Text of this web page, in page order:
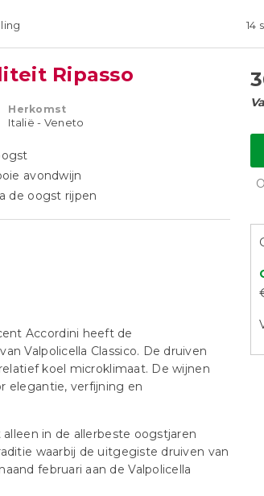
14
Ripasso
Herkomst
Italië - Veneto
avondwijn
de oogst rijpen
Accordini heeft de
Valpolicella Classico. De druiven
koel microklimaat. De wijnen
elegantie, verfijning en
in de allerbeste oogstjaren
waarbij de uitgegiste druiven van
februari aan de Valpolicella